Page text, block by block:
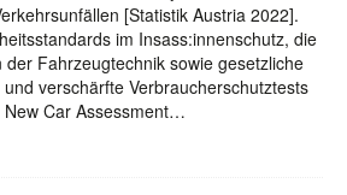
[Statistik Austria 2022].
im Insass:innenschutz, die
der Fahrzeugtechnik sowie gesetzliche
verschärfte Verbraucherschutztests
New Car Assessment…